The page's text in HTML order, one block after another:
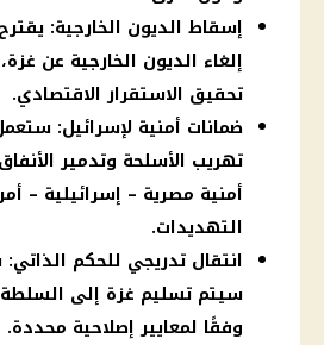
إسقاط الديون الخارجية:
إلغاء الديون الخارجية عن
تحقيق الاستقرار الاقتصادي.
ضمانات أمنية لإسرائيل:
تهريب الأسلحة وتدمير
أمنية مصرية – إسرائيلية –
التهديدات.
سيتم تسليم غزة إلى
وفقًا لمعايير إصلاحية محددة.